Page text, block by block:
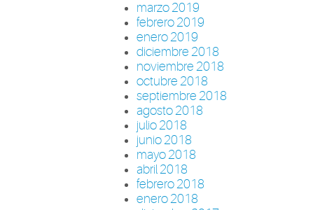
marzo 2019
febrero 2019
enero 2019
diciembre 2018
noviembre 2018
octubre 2018
septiembre 2018
agosto 2018
julio 2018
junio 2018
mayo 2018
abril 2018
febrero 2018
enero 2018